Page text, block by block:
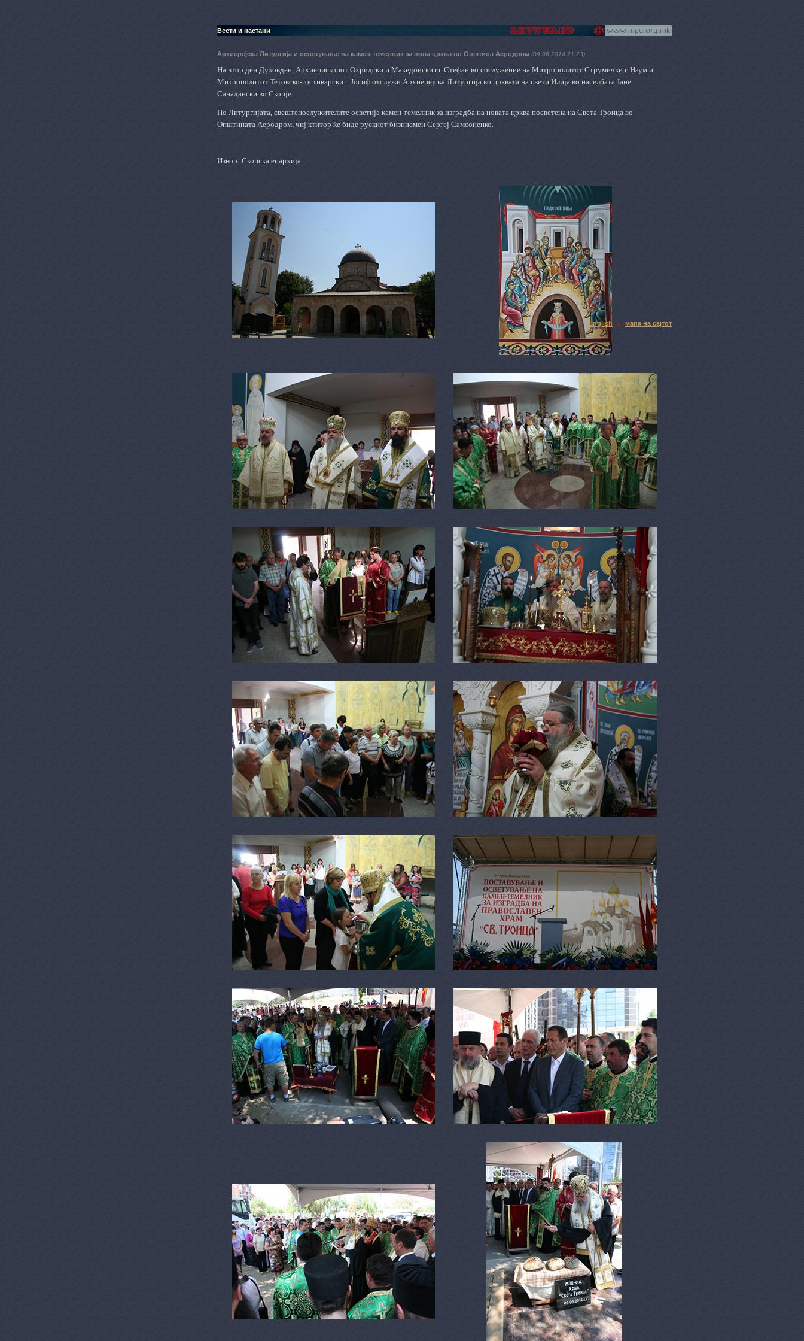
Вести и настани
Архиерејска Литургија и oсветување на камен-темелник за нова црква во Општина Аеродром (09.06.2014 21:23)
На втор ден Духовден, Архиепископот Oхридски и Mакедонски г.г. Стефан во сослужение на Митрополитот Струмички г. Наум и
Митрополитот Тетовско-гостиварски г. Јосиф отслужи Архиерејска Литургија во црквата на свети Илија во населбата Јане
Санадански во Скопје.
По Литургијата, свештенослужителите осветиja камен-темелник за изградба на новата црква посветена на Света Троица во
Општината Аеродром, чиј ктитор ќе биде рускиот бизнисмен Сергеј Самсоненко.
Извор: Скопска епархија
English мапа на сајтот